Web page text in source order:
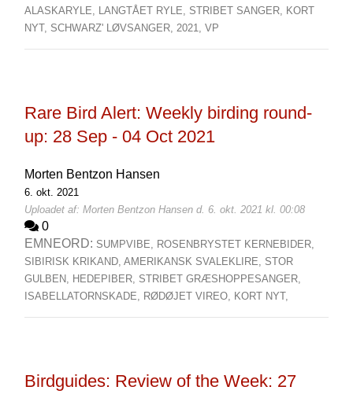
ALASKARYLE, LANGTÅET RYLE, STRIBET SANGER, KORT
NYT, SCHWARZ' LØVSANGER, 2021, VP
Rare Bird Alert: Weekly birding round-
up: 28 Sep - 04 Oct 2021
Morten Bentzon Hansen
6. okt. 2021
Uploadet af: Morten Bentzon Hansen d. 6. okt. 2021 kl. 00:08
0
EMNEORD: SUMPVIBE, ROSENBRYSTET KERNEBIDER,
SIBIRISK KRIKAND, AMERIKANSK SVALEKLIRE, STOR
GULBEN, HEDEPIBER, STRIBET GRÆSHOPPESANGER,
ISABELLATORNSKADE, RØDØJET VIREO, KORT NYT,
Birdguides: Review of the Week: 27